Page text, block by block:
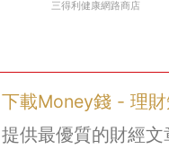
三得利健康網路商店
下載Money錢 - 理
提供最優質的財經文